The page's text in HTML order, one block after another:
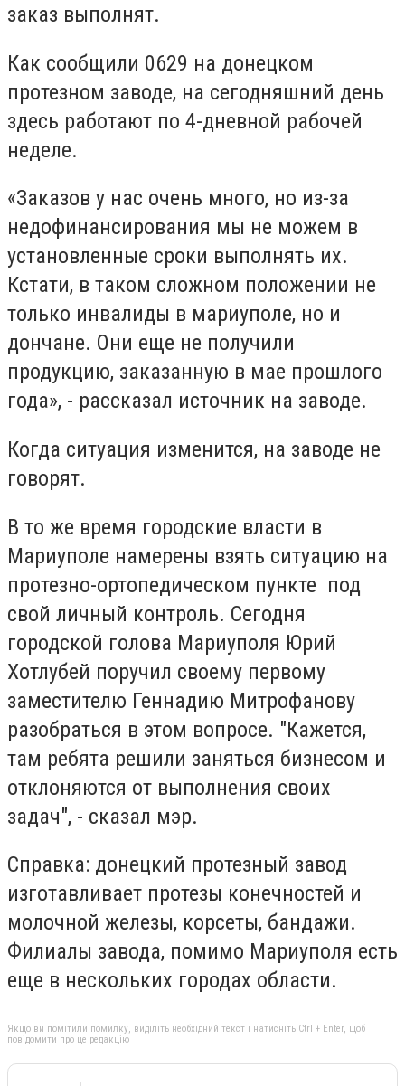
заказ выполнят.
Как сообщили 0629 на донецком
протезном заводе, на сегодняшний день
здесь работают по 4-дневной рабочей
неделе.
«Заказов у нас очень много, но из-за
недофинансирования мы не можем в
установленные сроки выполнять их.
Кстати, в таком сложном положении не
только инвалиды в мариуполе, но и
дончане. Они еще не получили
продукцию, заказанную в мае прошлого
года», - рассказал источник на заводе.
Когда ситуация изменится, на заводе не
говорят.
В то же время городские власти в
Мариуполе намерены взять ситуацию на
протезно-ортопедическом пункте под
свой личный контроль. Сегодня
городской голова Мариуполя Юрий
Хотлубей поручил своему первому
заместителю Геннадию Митрофанову
разобраться в этом вопросе. "Кажется,
там ребята решили заняться бизнесом и
отклоняются от выполнения своих
задач", - сказал мэр.
Справка: донецкий протезный завод
изготавливает протезы конечностей и
молочной железы, корсеты, бандажи.
Филиалы завода, помимо Мариуполя есть
еще в нескольких городах области.
Якщо ви помітили помилку, виділіть необхідний текст і натисніть Ctrl + Enter, щоб
повідомити про це редакцію